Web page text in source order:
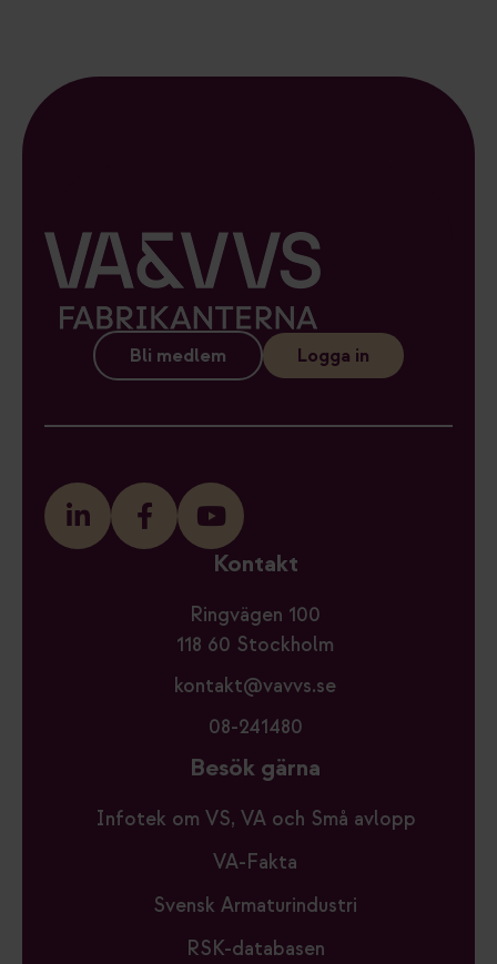
Bli medlem Logga in
Kontakt
Ringvägen 100
118 60 Stockholm
kontakt@vavvs.se
08-241480
Besök gärna
Infotek om VS, VA och Små avlopp
VA-Fakta
Svensk Armaturindustri
RSK-databasen